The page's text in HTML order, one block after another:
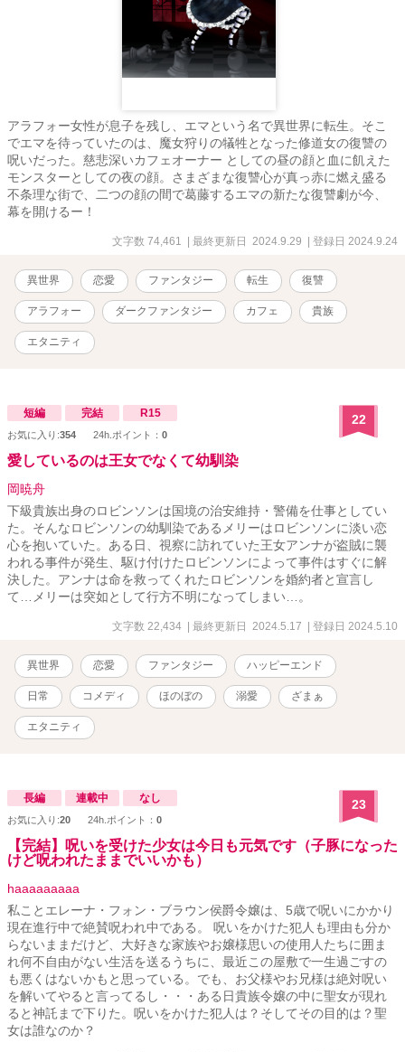
アラフォー女性が息子を残し、エマという名で異世界に転生。そこ
でエマを待っていたのは、魔女狩りの犠牲となった修道女の復讐の
呪いだった。慈悲深いカフェオーナー としての昼の顔と血に飢えた
モンスターとしての夜の顔。さまざまな復讐心が真っ赤に燃え盛る
不条理な街で、二つの顔の間で葛藤するエマの新たな復讐劇が今、
幕を開けるー！
文字数 74,461 | 最終更新日 2024.9.29 | 登録日 2024.9.24
異世界 恋愛 ファンタジー 転生 復讐
アラフォー ダークファンタジー カフェ 貴族
エタニティ
短編 完結 R15
お気に入り:354 24h.ポイント： 0
22
愛しているのは王女でなくて幼馴染
岡暁舟
下級貴族出身のロビンソンは国境の治安維持・警備を仕事としてい
た。そんなロビンソンの幼馴染であるメリーはロビンソンに淡い恋
心を抱いていた。ある日、視察に訪れていた王女アンナが盗賊に襲
われる事件が発生、駆け付けたロビンソンによって事件はすぐに解
決した。アンナは命を救ってくれたロビンソンを婚約者と宣言し
て…メリーは突如として行方不明になってしまい…。
文字数 22,434 | 最終更新日 2024.5.17 | 登録日 2024.5.10
異世界 恋愛 ファンタジー ハッピーエンド
日常 コメディ ほのぼの 溺愛 ざまぁ
エタニティ
長編 連載中 なし
お気に入り:20 24h.ポイント： 0
23
【完結】呪いを受けた少女は今日も元気です（子豚になった
けど呪われたままでいいかも）
haaaaaaaaa
私ことエレーナ・フォン・ブラウン侯爵令嬢は、5歳で呪いにかかり
現在進行中で絶賛呪われ中である。 呪いをかけた犯人も理由も分か
らないままだけど、大好きな家族やお嬢様思いの使用人たちに囲ま
れ何不自由がない生活を送るうちに、最近この屋敷で一生過ごすの
も悪くはないかもと思っている。でも、お父様やお兄様は絶対呪い
を解いてやると言ってるし・・・ある日貴族令嬢の中に聖女が現れ
ると神託まで下りた。呪いをかけた犯人は？そしてその目的は？聖
女は誰なのか？